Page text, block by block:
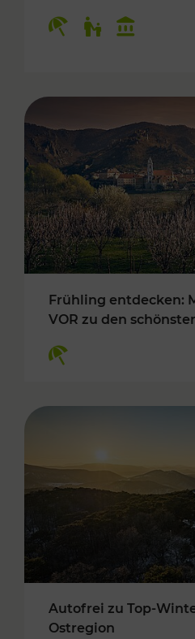
Frühling entdecken:
VOR zu den
Autofrei zu Top-
Ostregion